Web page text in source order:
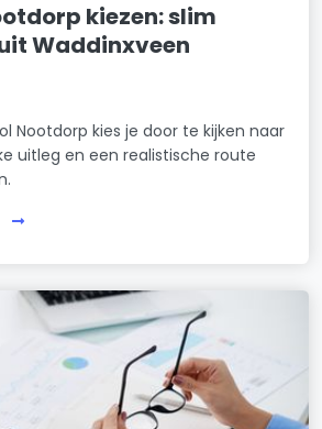
kiezen: slim
Waddinxveen
Nootdorp kies je door te kijken naar
uitleg en een realistische route